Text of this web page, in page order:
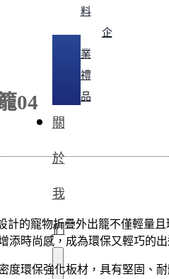
料
企
業
禮
品
關
於
我
們
04
計的寵物折疊外出籠不僅輕量
添時尚感，成為環保又輕巧的
度環保強化板材，具有堅固、